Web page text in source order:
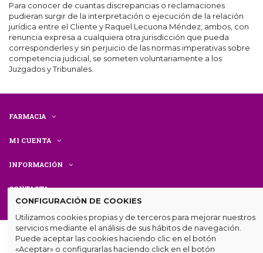
Para conocer de cuantas discrepancias o reclamaciones
pudieran surgir de la interpretación o ejecución de la relación
jurídica entre el Cliente y Raquel Lecuona Méndez, ambos, con
renuncia expresa a cualquiera otra jurisdicción que pueda
corresponderles y sin perjuicio de las normas imperativas sobre
competencia judicial, se someten voluntariamente a los
Juzgados y Tribunales.
FARMACIA
MI CUENTA
INFORMACIÓN
CONTACTA
CONFIGURACIÓN DE COOKIES
Utilizamos cookies propias y de terceros para mejorar nuestros
servicios mediante el análisis de sus hábitos de navegación.
Puede aceptar las cookies haciendo clic en el botón
«Aceptar» o configurarlas haciendo click en el botón